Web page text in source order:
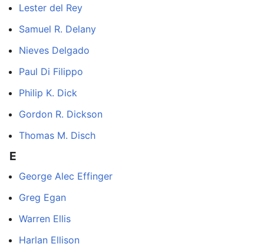
Lester del Rey
Samuel R. Delany
Nieves Delgado
Paul Di Filippo
Philip K. Dick
Gordon R. Dickson
Thomas M. Disch
E
George Alec Effinger
Greg Egan
Warren Ellis
Harlan Ellison